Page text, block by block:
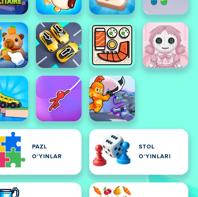
PAZL
OʻYINLAR
STOL
OʻYINLARI